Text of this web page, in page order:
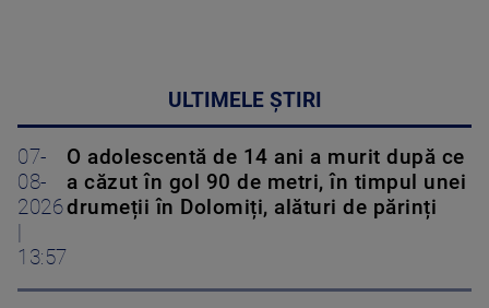
ULTIMELE ȘTIRI
07-
08-
2026
13:57
O adolescentă de 14 ani a murit după ce
a căzut în gol 90 de metri, în timpul unei
drumeții în Dolomiți, alături de părinți